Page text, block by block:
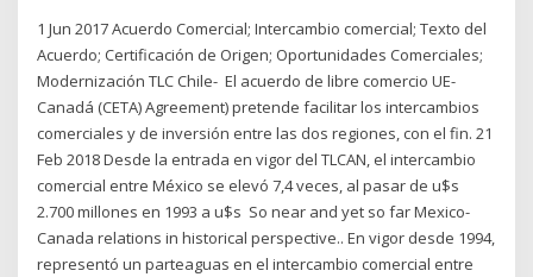
1 Jun 2017 Acuerdo Comercial; Intercambio comercial; Texto del
Acuerdo; Certificación de Origen; Oportunidades Comerciales;
Modernización TLC Chile- El acuerdo de libre comercio UE-
Canadá (CETA) Agreement) pretende facilitar los intercambios
comerciales y de inversión entre las dos regiones, con el fin. 21
Feb 2018 Desde la entrada en vigor del TLCAN, el intercambio
comercial entre México se elevó 7,4 veces, al pasar de u$s
2.700 millones en 1993 a u$s So near and yet so far Mexico-
Canada relations in historical perspective.. En vigor desde 1994,
representó un parteaguas en el intercambio comercial entre